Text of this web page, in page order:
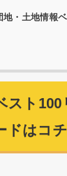
・土地情報
スト100
ドはコチ